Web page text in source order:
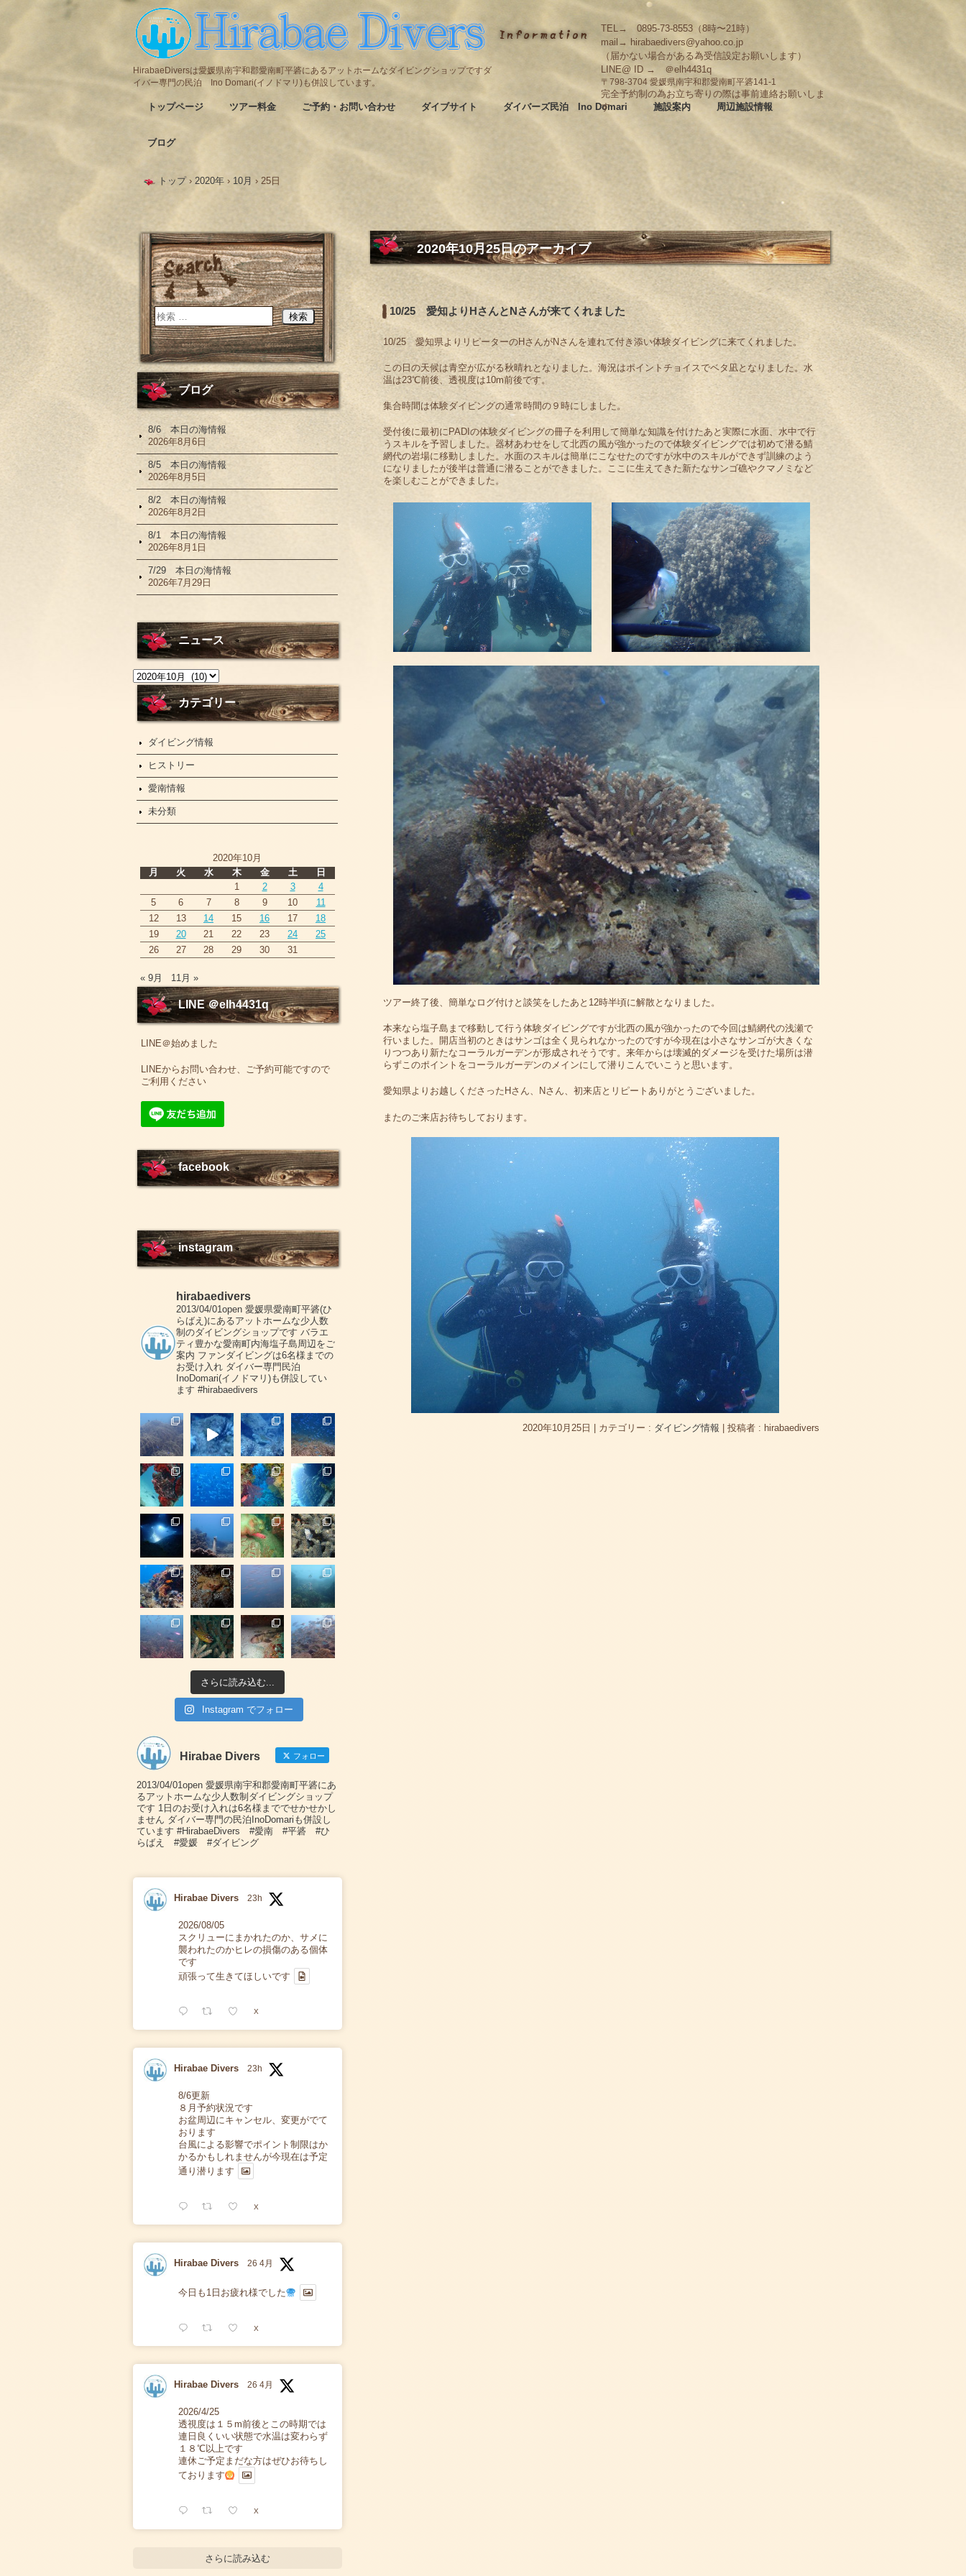
HirabaeDiversは愛媛県南宇和郡愛南町平碆にあるアットホームなダイビングショップですダ
イバー専門の民泊 Ino Domari(イノドマリ)も併設しています。
TEL→ 0895-73-8553（8時〜21時）
mail→ hirabaedivers@yahoo.co.jp
（届かない場合がある為受信設定お願いします）
LINE@ ID → ＠elh4431q
〒798-3704 愛媛県南宇和郡愛南町平碆141-1
完全予約制の為お立ち寄りの際は事前連絡お願いしま
す
トップページ ツアー料金 ご予約・お問い合わせ ダイブサイト ダイバーズ民泊 Ino Domari 施設案内 周辺施設情報
ブログ
トップ › 2020年 › 10月 › 25日
2020年10月25日のアーカイブ
10/25 愛知よりHさんとNさんが来てくれました
10/25 愛知県よりリピーターのHさんがNさんを連れて付き添い体験ダイビングに来てくれました。
この日の天候は青空が広がる秋晴れとなりました。海況はポイントチョイスでベタ凪となりました。水
温は23℃前後、透視度は10m前後です。
集合時間は体験ダイビングの通常時間の９時にしました。
受付後に最初にPADIの体験ダイビングの冊子を利用して簡単な知識を付けたあと実際に水面、水中で行
うスキルを予習しました。器材あわせをして北西の風が強かったので体験ダイビングでは初めて潜る鯖
網代の岩場に移動しました。水面のスキルは簡単にこなせたのですが水中のスキルができず訓練のよう
になりましたが後半は普通に潜ることができました。ここに生えてきた新たなサンゴ礁やクマノミなど
を楽しむことができました。
ツアー終了後、簡単なログ付けと談笑をしたあと12時半頃に解散となりました。
本来なら塩子島まで移動して行う体験ダイビングですが北西の風が強かったので今回は鯖網代の浅瀬で
行いました。開店当初のときはサンゴは全く見られなかったのですが今現在は小さなサンゴが大きくな
りつつあり新たなコーラルガーデンが形成されそうです。来年からは壊滅的ダメージを受けた場所は潜
らずこのポイントをコーラルガーデンのメインにして潜りこんでいこうと思います。
愛知県よりお越しくださったHさん、Nさん、初来店とリピートありがとうございました。
またのご来店お待ちしております。
2020年10月25日 | カテゴリー : ダイビング情報 | 投稿者 : hirabaedivers
ブログ
8/6 本日の海情報
2026年8月6日
8/5 本日の海情報
2026年8月5日
8/2 本日の海情報
2026年8月2日
8/1 本日の海情報
2026年8月1日
7/29 本日の海情報
2026年7月29日
ニュース
ニ
ュ
ー
カテゴリー
ダイビング情報
ヒストリー
愛南情報
未分類
2020年10月
月
火 水 木 金 土
日
1
2 3
4
5
6 7 8 9 10
11
12
13 14 15 16 17
18
19
20 21 22 23 24
25
26
27 28 29 30 31
« 9月 11月 »
LINE ＠elh4431q
LINE＠始めました
LINEからお問い合わせ、ご予約可能ですので
ご利用ください
facebook
instagram
hirabaedivers
2013/04/01open愛媛県愛南町平碆(ひ
らばえ)にあるアットホームな少人数
制のダイビングショップです バラエ
ティ豊かな愛南町内海塩子島周辺をご
案内 ファンダイビングは6名様までの
お受け入れダイバー専門民泊
InoDomari(イノドマリ)も併設してい
ます #hirabaedivers
さらに読み込む...
Instagram でフォロー
Hirabae Divers フォロー
2013/04/01open 愛媛県南宇和郡愛南町平碆にあ
るアットホームな少人数制ダイビングショップ
です 1日のお受け入れは6名様まででせかせかし
ません ダイバー専門の民泊InoDomariも併設し
ています #HirabaeDivers #愛南 #平碆 #ひ
らばえ #愛媛 #ダイビング
Hirabae Divers 23h
2026/08/05
スクリューにまかれたのか、サメに
襲われたのかヒレの損傷のある個体
です
頑張って生きてほしいです
X
Hirabae Divers 23h
8/6更新
８月予約状況です
お盆周辺にキャンセル、変更がでて
おります
台風による影響でポイント制限はか
かるかもしれませんが今現在は予定
通り潜ります
X
Hirabae Divers 26 4月
今日も1日お疲れ様でした
X
Hirabae Divers 26 4月
2026/4/25
透視度は１５m前後とこの時期では
連日良くいい状態で水温は変わらず
１８℃以上です
連休ご予定まだな方はぜひお待ちし
ております
X
さらに読み込む